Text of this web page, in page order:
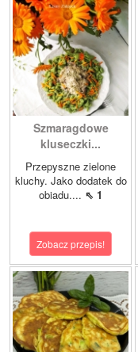
Szmaragdowe
kluseczki...
Przepyszne zielone
kluchy. Jako dodatek do
obiadu.... ⇖ 1
Zobacz przepis!